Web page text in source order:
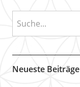
Neueste Beiträge